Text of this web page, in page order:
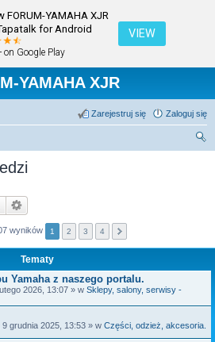
FORUM-YAMAHA XJR
for Android
on Google Play
VIEW
YAMAHA XJR
Zaloguj się
Zarejestruj się
wyników 1 2 3 4
Tematy
Yamaha z naszego portalu.
2026, 13:07 » w Sklepy, salony, serwisy -
grudnia 2025, 13:53 » w Części, odzież, akcesoria.